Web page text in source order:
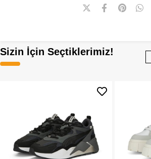
Sizin İçin Seçtiklerimiz!